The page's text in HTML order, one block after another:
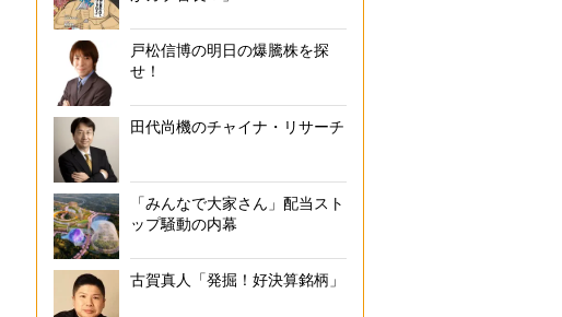
戸松信博の明日の爆騰株を探
せ！
田代尚機のチャイナ・リサーチ
「みんなで大家さん」配当スト
ップ騒動の内幕
古賀真人「発掘！好決算銘柄」